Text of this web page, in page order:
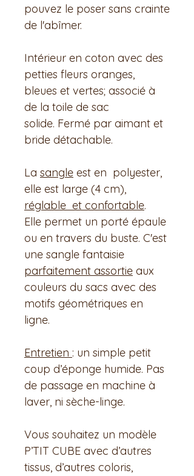
pouvez le poser sans crainte
de l'abîmer.
Intérieur en coton avec des
petties fleurs oranges,
bleues et vertes; associé à
de la toile de sac
solide. Fermé par aimant et
bride détachable.
La sangle est en polyester,
elle est large (4 cm),
réglable et confortable.
Elle permet un porté épaule
ou en travers du buste. C'est
une sangle fantaisie
parfaitement assortie aux
couleurs du sacs avec des
motifs géométriques en
ligne.
Entretien : un simple petit
coup d’éponge humide. Pas
de passage en machine à
laver, ni sèche-linge.
Vous souhaitez un modèle
P’TIT CUBE avec d’autres
tissus, d’autres coloris,